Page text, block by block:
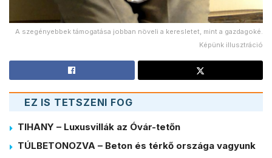
A szegényebbek támogatása jobban növeli a keresletet, mint a gazdagoké.
Képünk illusztráció
EZ IS TETSZENI FOG
TIHANY – Luxusvillák az Óvár-tetőn
TÚLBETONOZVA – Beton és térkő országa vagyunk